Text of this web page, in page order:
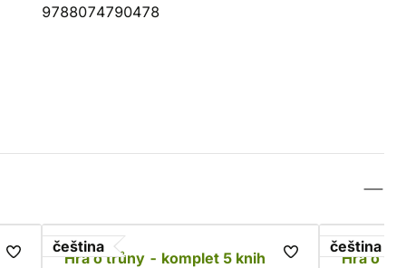
9788074790478
čeština
Hra o trůny - komplet 5 knih
čeština
Hra o